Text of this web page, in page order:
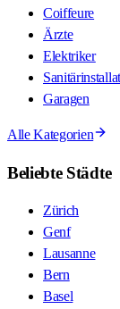
Coiffeure
Ärzte
Elektriker
Garagen
Alle Kategorien
Beliebte Städte
Zürich
Genf
Lausanne
Bern
Basel